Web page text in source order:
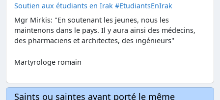
Soutien aux étudiants en Irak #EtudiantsEnIrak
Mgr Mirkis: "En soutenant les jeunes, nous les
maintenons dans le pays. Il y aura ainsi des médecins,
des pharmaciens et architectes, des ingénieurs"
Martyrologe romain
Saints ou saintes ayant porté le même